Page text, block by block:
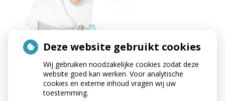
Deze website gebruikt cookies
Wij gebruiken noodzakelijke cookies zodat deze
website goed kan werken. Voor analytische
cookies en externe inhoud vragen wij uw
toestemming.